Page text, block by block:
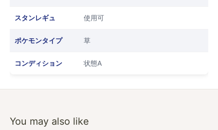
スタンレギュ 使用可
ポケモンタイプ 草
コンディション 状態A
You may also like